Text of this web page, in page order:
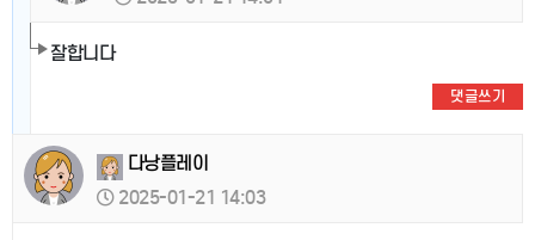
잘합니다
댓글쓰기
다낭플레이
2025-01-21 14:03